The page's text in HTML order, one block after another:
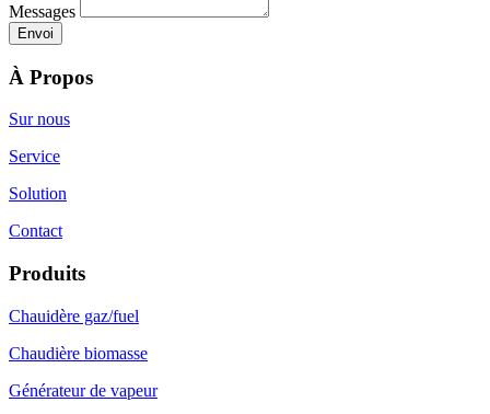
Messages
À Propos
Sur nous
Service
Solution
Contact
Produits
Chauidère gaz/fuel
Chaudière biomasse
Générateur de vapeur